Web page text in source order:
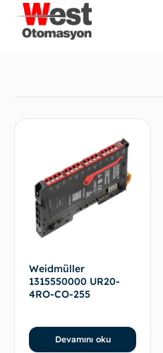
Weidmüller
1315550000 UR20-
4RO-CO-255
Devamını oku